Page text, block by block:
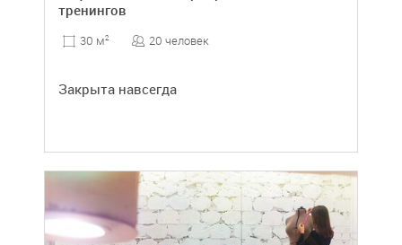
тренингов
30 м2 20 человек
Закрыта навсегда